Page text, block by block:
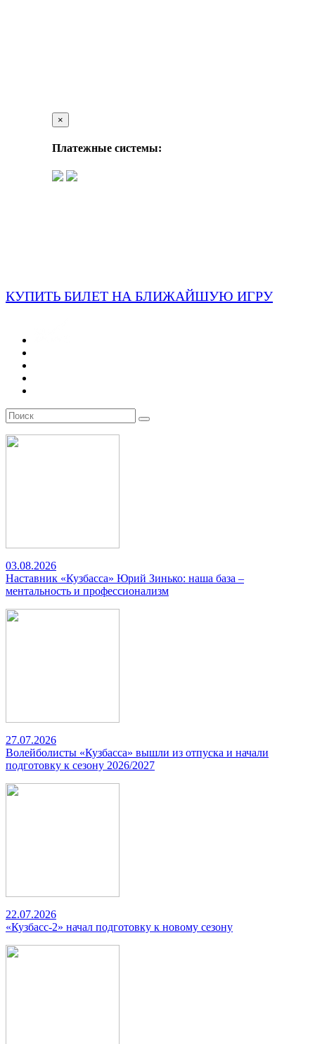
×
Платежные системы:
КУПИТЬ БИЛЕТ НА БЛИЖАЙШУЮ ИГРУ
03.08.2026
Наставник «Кузбасса» Юрий Зинько: наша база –
ментальность и профессионализм
27.07.2026
Волейболисты «Кузбасса» вышли из отпуска и начали
подготовку к сезону 2026/2027
22.07.2026
«Кузбасс-2» начал подготовку к новому сезону